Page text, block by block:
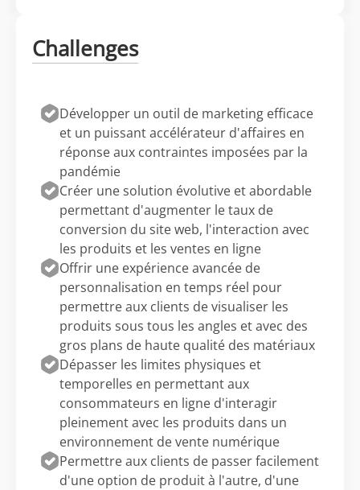
Challenges
Développer un outil de marketing efficace
et un puissant accélérateur d'affaires en
réponse aux contraintes imposées par la
pandémie
Créer une solution évolutive et abordable
permettant d'augmenter le taux de
conversion du site web, l'interaction avec
les produits et les ventes en ligne
Offrir une expérience avancée de
personnalisation en temps réel pour
permettre aux clients de visualiser les
produits sous tous les angles et avec des
gros plans de haute qualité des matériaux
Dépasser les limites physiques et
temporelles en permettant aux
consommateurs en ligne d'interagir
pleinement avec les produits dans un
environnement de vente numérique
Permettre aux clients de passer facilement
d'une option de produit à l'autre, d'une